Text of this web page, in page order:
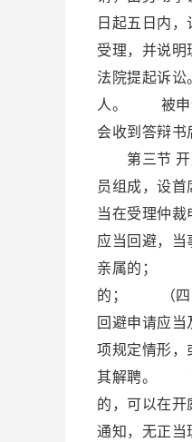
日起五日内
受理，并说明
法院提起诉
人。 被申请
会收到答辩书
第三节 开
员组成，设
当在受理仲
应当回避，
亲属的； （
的； （四）
回避申请应
项规定情形，
其解聘。 第
的，可以在
通知，无正